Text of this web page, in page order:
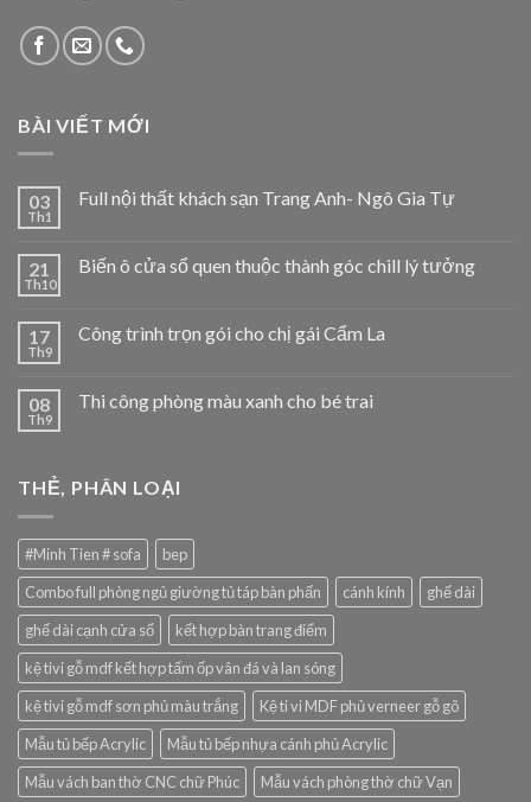
BÀI VIẾT MỚI
03
Th1
Full nội thất khách sạn Trang Anh- Ngô Gia Tự
21
Th10
Biến ô cửa sổ quen thuộc thành góc chill lý tưởng
17
Th9
Công trình trọn gói cho chị gái Cẩm La
08
Th9
Thi công phòng màu xanh cho bé trai
THẺ, PHÂN LOẠI
#Minh Tien # sofa
bep
Combo full phòng ngủ giường tủ táp bàn phấn
cánh kính
ghế dài
ghế dài cạnh cửa sổ
kết hợp bàn trang điểm
kệ tivi gỗ mdf kết hợp tấm ốp vân đá và lan sóng
kệ tivi gỗ mdf sơn phủ màu trắng
Kệ ti vi MDF phủ verneer gỗ gõ
Mẫu tủ bếp Acrylic
Mẫu tủ bếp nhựa cánh phủ Acrylic
Mẫu vách ban thờ CNC chữ Phúc
Mẫu vách phòng thờ chữ Vạn